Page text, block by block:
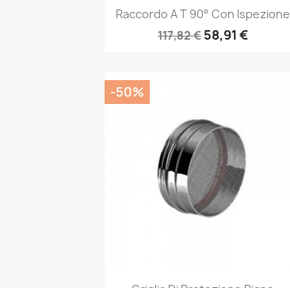
Anteprima
Raccordo A T 90° Con Ispezione
117,82 € 58,91 €
-50%